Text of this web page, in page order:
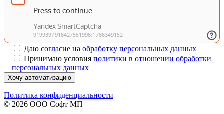
Даю согласие на обработку персональных данных
Принимаю условия политики в отношении обработки
персональных данных
Хочу автоматизацию
Политика конфиденциальности
© 2026 ООО Софт МП